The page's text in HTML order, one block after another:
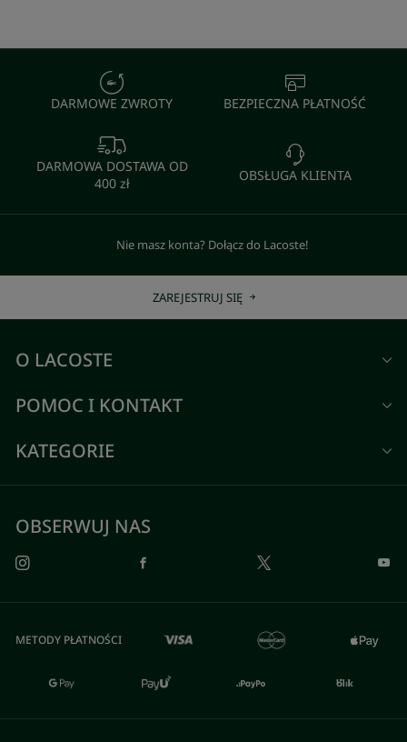
DARMOWE ZWROTY BEZPIECZNA PŁATNOŚĆ
DARMOWA DOSTAWA OD
400 zł
OBSŁUGA KLIENTA
Nie masz konta? Dołącz do Lacoste!
ZAREJESTRUJ SIĘ
O LACOSTE
POMOC I KONTAKT
KATEGORIE
OBSERWUJ NAS
METODY PŁATNOŚCI